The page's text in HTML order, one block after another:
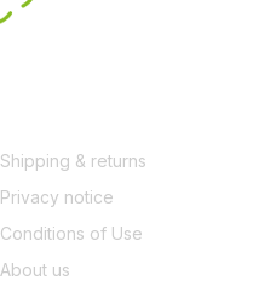
Shipping & returns
Privacy notice
Conditions of Use
About us